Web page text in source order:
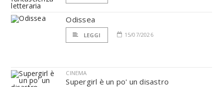
Odissea
LEGGI 15/07/2026
CINEMA
Supergirl è un po' un disastro